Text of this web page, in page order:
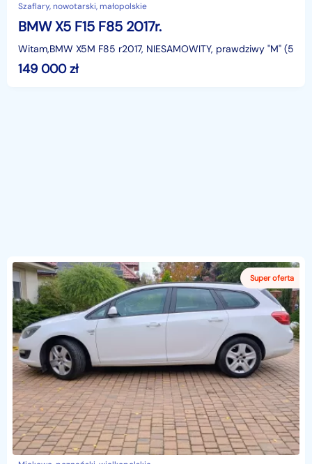
Szaflary, nowotarski, małopolskie
BMW X5 F15 F85 2017r.
Witam,BMW X5M F85 r2017, NIESAMOWITY, prawdziwy "M"
149 000zł